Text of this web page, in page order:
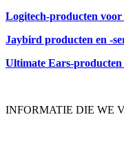
Logitech-producten voor
Jaybird producten en -
Ultimate Ears-producten
INFORMATIE DIE WE